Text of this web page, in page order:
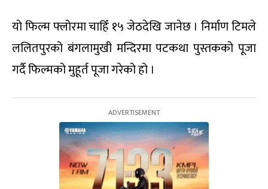
यो फिल्म फ्लोरमा चाहिँ १५ जेठदेखि जानेछ । निर्माण टिमले
ललितपुरको बंगलामुखी मन्दिरमा पटकथा पुस्तकको पूजा
गर्दै फिल्मको मुहूर्त पूजा गरेको हो ।